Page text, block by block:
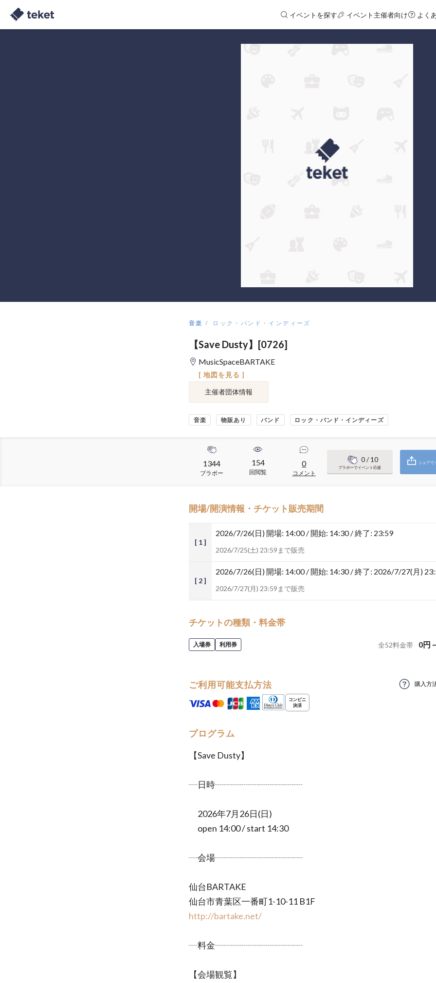
イベントを探す イベント主催者向け よく
音楽 ロック・バンド・インディーズ
【Save Dusty】[0726]
MusicSpaceBARTAKE
[ 地図を見る ]
主催者団体情報
音楽 物販あり バンド ロック・バンド・インディーズ
1344
ブラボー
154
回閲覧
0
コメント
0/ 10
ブラボーでイベント応援
シェアで
開場/開演情報・チケット販売期間
[ 1 ]
2026/7/26(日) 開場: 14:00 / 開始: 14:30 / 終了: 23:59
2026/7/25(土) 23:59まで販売
[ 2 ]
2026/7/26(日) 開場: 14:00 / 開始: 14:30 / 終了: 2026/7/27(月)
2026/7/27(月) 23:59まで販売
チケットの種類・料金帯
入場券 利用券 全52料金帯 0円
ご利用可能支払方法 購入方
プログラム
【Save Dusty】
┈日時┈┈┈┈┈┈┈┈┈┈
2026年7月26日(日)
open 14:00 / start 14:30
┈会場┈┈┈┈┈┈┈┈┈┈
仙台BARTAKE
仙台市青葉区一番町1-10-11 B1F
http://bartake.net/
┈料金┈┈┈┈┈┈┈┈┈┈
【会場観覧】